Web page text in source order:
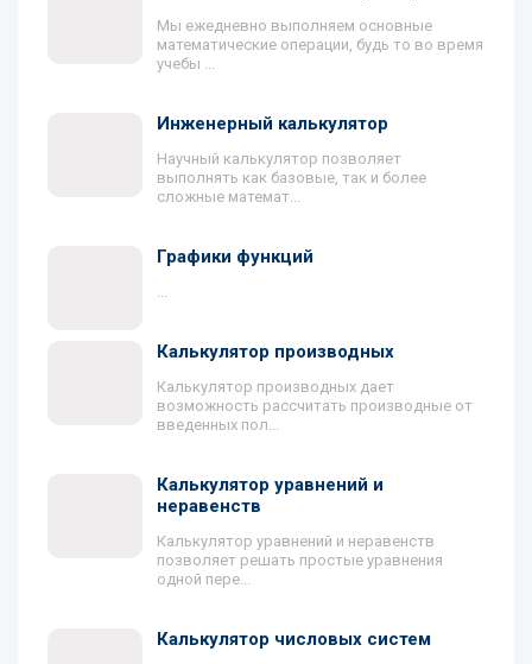
Мы ежедневно выполняем основные
математические операции, будь то во время
учебы ...
Инженерный калькулятор
Научный калькулятор позволяет
выполнять как базовые, так и более
сложные математ...
Графики функций
...
Калькулятор производных
Калькулятор производных дает
возможность рассчитать производные от
введенных пол...
Калькулятор уравнений и
неравенств
Калькулятор уравнений и неравенств
позволяет решать простые уравнения
одной пере...
Калькулятор числовых систем